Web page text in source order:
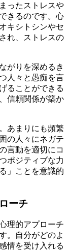
ったストレスや
きるのです。心
キシトシンやセ
れ、ストレスの
がりを深めるき
人々と愚痴を言
ることができる
信頼関係が築か
あまりにも頻繁
の人々にネガテ
言動を適切にコ
ポジティブな力
」ことを意識的
ーチ
理的アプローチ
。自分がどのよ
情を受け入れる